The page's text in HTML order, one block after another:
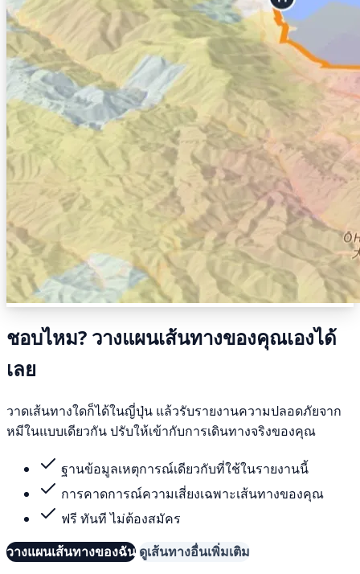
ชอบไหม? วางแผนเส้นทางของคุณเองได้
เลย
วาดเส้นทางใดก็ได้ในญี่ปุ่น แล้วรับรายงานความปลอดภัยจาก
หมีในแบบเดียวกัน ปรับให้เข้ากับการเดินทางจริงของคุณ
ฐานข้อมูลเหตุการณ์เดียวกับที่ใช้ในรายงานนี้
การคาดการณ์ความเสี่ยงเฉพาะเส้นทางของคุณ
ฟรี ทันที ไม่ต้องสมัคร
วางแผนเส้นทางของฉัน ดูเส้นทางอื่นเพิ่มเติม